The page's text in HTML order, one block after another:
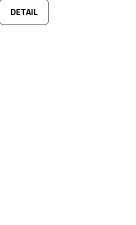
DETAIL